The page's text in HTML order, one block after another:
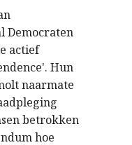
Democraten
actief
’. Hun
naarmate
betrokken
hoe